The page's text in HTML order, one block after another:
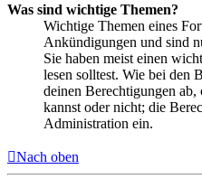
Was sind wichtige Themen?
Wichtige Themen eines
Ankündigungen und sind
Sie haben meist einen
lesen solltest. Wie bei den
deinen Berechtigungen
kannst oder nicht; die
Administration ein.
Nach oben